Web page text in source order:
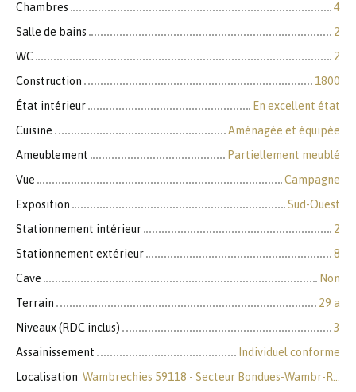
Chambres
4
Salle de bains
2
WC
2
Construction
1800
État intérieur
En excellent état
Cuisine
Aménagée et équipée
Ameublement
Partiellement meublé
Vue
Campagne
Exposition
Sud-Ouest
Stationnement intérieur
2
Stationnement extérieur
8
Cave
Non
Terrain
29 a
Niveaux (RDC inclus)
3
Assainissement
Individuel conforme
Localisation
Wambrechies 59118 - Secteur Bondues-Wambr-Roncq